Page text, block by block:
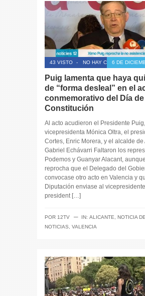
43 VISTO - NO HAY COMENTARIOS
6 DE
Puig lamenta que haya
de “forma desleal” en el
conmemorativo del Día de
Constitución
Al acto acudieron el Presidente
vicepresidenta Mónica Oltra, el
Cortes, Enric Morera, y el alcalde de
Gabriel Echávarri Faltaron los
Podemos y Guanyar Alacant,
reprocha que el Delegado del
convocase otro acto en Valencia y
Diputación enviase al
president […]
POR 12TV ─ IN: ALICANTE, NOTICIA
NOTICIAS, VALENCIA